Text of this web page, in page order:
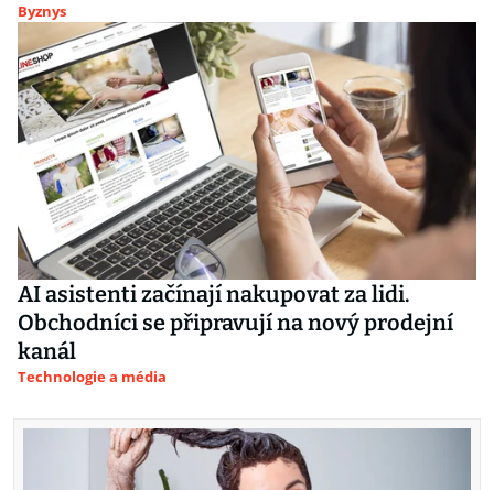
Byznys
AI asistenti začínají nakupovat za lidi.
Obchodníci se připravují na nový prodejní
kanál
Technologie a média